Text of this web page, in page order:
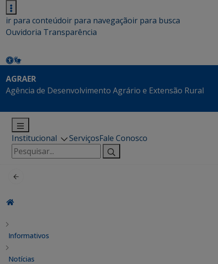
ir para conteúdoir para navegaçãoir para busca
Ouvidoria Transparência
AGRAER
Agência de Desenvolvimento Agrário e Extensão Rural
Institucional ServiçosFale Conosco
Pesquisar
por:
Informativos
Notícias